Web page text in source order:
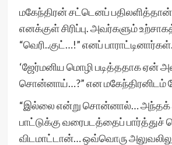
மகேந்திரன் சட்டெனப்
எனக்குள் சிரிப்பு. அவர்களும்
“வெரி..குட்…!” எனப் பாராட்டினார்கள்.
‘ஜேர்மனிய மொழி படித்ததாக ஏன்
சொன்னாய்…?” என மகேந்திரனிடம்
“இல்லை என்று சொன்னால்… அந்தக்
பாட்டுக்கு வரைபடத்தைப் பார்த்துச்
விடமாட்டான்… ஒவ்வொரு